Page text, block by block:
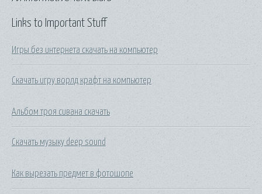
Links to Important Stuff
Игры без интернета скачать на компьютер
Скачать игру ворлд крафт на компьютер
Альбом троя сивана скачать
Скачать музыку deep sound
Как вырезать предмет в фотошопе